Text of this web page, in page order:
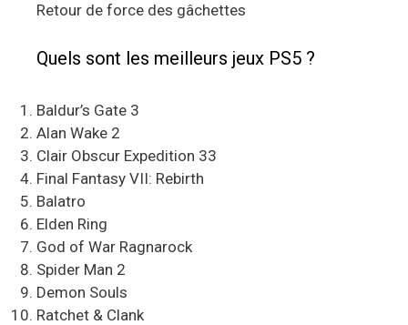
Retour de force des gâchettes
Quels sont les meilleurs jeux PS5 ?
Baldur’s Gate 3
Alan Wake 2
Clair Obscur Expedition 33
Final Fantasy VII: Rebirth
Balatro
Elden Ring
God of War Ragnarock
Spider Man 2
Demon Souls
Ratchet & Clank